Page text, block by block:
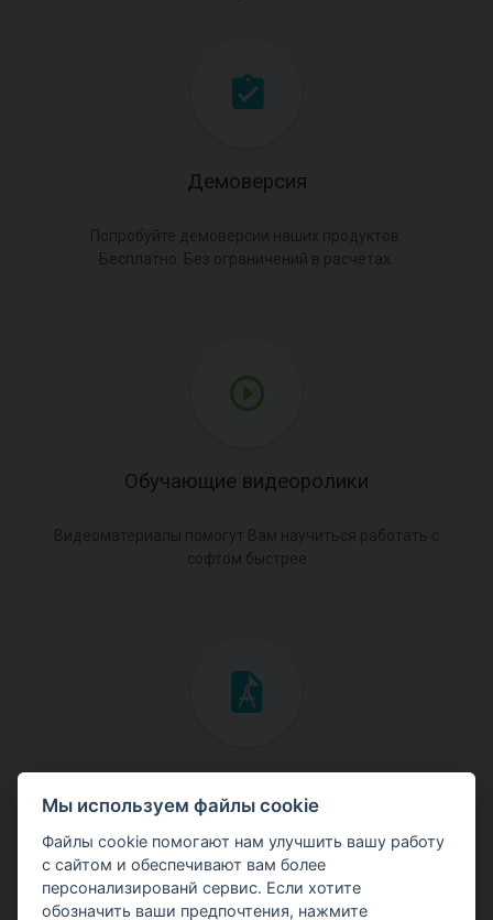
Демоверсия
Обучающие видеоролики
Скачайте мануалы с теоретическими и практическими
примерами использования программ.
Мы используем файлы cookie
Файлы cookie помогают нам улучшить вашу работу
с сайтом и обеспечивают вам более
персонализированй сервис. Если хотите
обозначить ваши предпочтения, нажмите